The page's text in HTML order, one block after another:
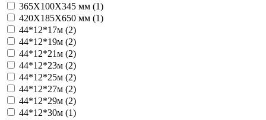
365X100X345 мм (1)
420X185X650 мм (1)
44*12*17м (2)
44*12*19м (2)
44*12*21м (2)
44*12*23м (2)
44*12*25м (2)
44*12*27м (2)
44*12*29м (2)
44*12*30м (1)